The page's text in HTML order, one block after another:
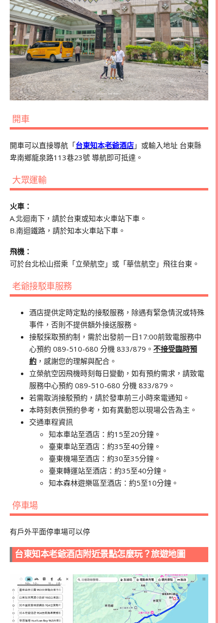
開車
開車可以直接導航「台東知本老爺酒店 」或輸入地址 台東縣
卑南鄉龍泉路113巷23號 導航即可抵達。
大眾運輸
火車：
A.北迴南下，請於台東或知本火車站下車。
B.南迴鐵路，請於知本火車站下車。
飛機：
可於台北松山搭乘「立榮航空」或「華信航空」飛往台東。
老爺接駁車服務
酒店提供定時定點的接駁服務，除遇有緊急情況或特殊
事件，否則不提供額外接送服務。
接駁採取預約制，需於出發前一日17:00前致電服務中
心預約 089-510-680 分機 833/879。 不接受臨時預
約 ，感謝您的理解與配合。
立榮航空因飛機時刻每日變動，如有預約需求，請致電
服務中心預約 089-510-680 分機 833/879。
若需取消接駁預約，請於發車前三小時來電通知。
本時刻表供預約參考，如有異動恕以現場公告為主。
交通車程資訊
知本車站至酒店：約15至20分鐘。
臺東車站至酒店：約35至40分鐘。
臺東機場至酒店：約30至35分鐘。
臺東轉運站至酒店：約35至40分鐘。
知本森林遊樂區至酒店：約5至10分鐘。
停車場
有戶外平面停車場可以停
台東知本老爺酒店附近景點怎麼玩？旅遊地圖